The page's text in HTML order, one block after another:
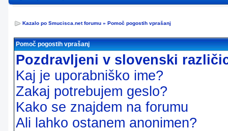
Kazalo po Smucisca.net forumu » Pomoč pogostih vprašanj
Pomoč pogostih vprašanj
Pozdravljeni v slovenski
Kaj je uporabniško ime?
Zakaj potrebujem geslo?
Kako se znajdem na forumu
Ali lahko ostanem anonimen?